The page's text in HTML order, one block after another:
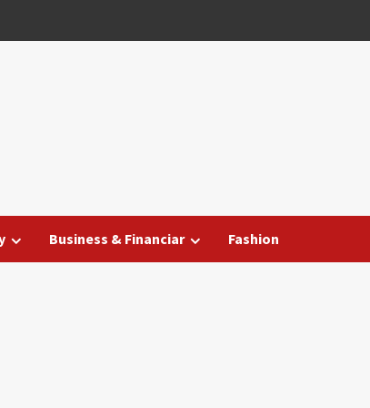
Business & Financiar Fashion